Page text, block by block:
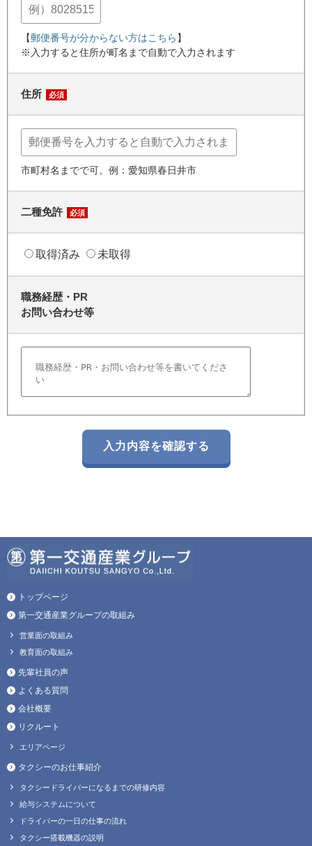
【郵便番号が分からない方はこちら 】
※入力すると住所が町名まで自動で入力されます
住所 必須
市町村名までで可。例：愛知県春日井市
二種免許 必須
取得済み 未取得
職務経歴・PR
お問い合わせ等
トップページ
第一交通産業グループの取組み
営業面の取組み
教育面の取組み
先輩社員の声
よくある質問
会社概要
リクルート
エリアページ
タクシーのお仕事紹介
タクシードライバーになるまでの研修内容
給与システムについて
ドライバーの一日の仕事の流れ
タクシー搭載機器の説明